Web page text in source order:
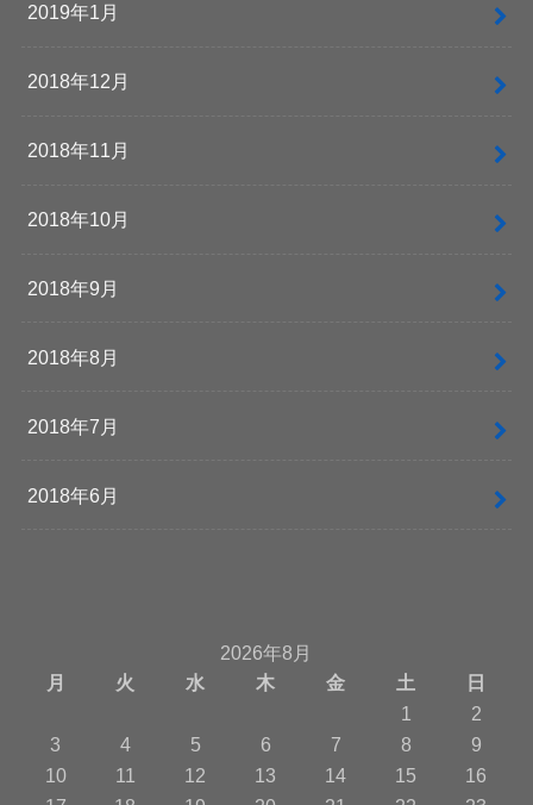
2019年1月
2018年12月
2018年11月
2018年10月
2018年9月
2018年8月
2018年7月
2018年6月
2026年8月
月
火 水 木 金 土
日
1
2
3
4 5 6 7 8
9
10
11 12 13 14 15
16